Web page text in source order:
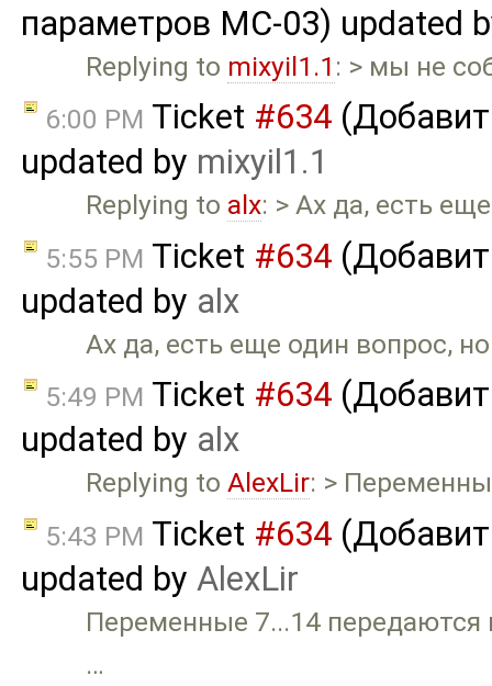
параметров MC-03) updated
Replying to mixyil1.1 : > мы не
6:00 PM Ticket #634
updated by mixyil1.1
Replying to alx: > Ах да, есть
5:55 PM Ticket #634
updated by alx
Ах да, есть еще один вопрос,
5:49 PM Ticket #634
updated by alx
Replying to AlexLir: >
5:43 PM Ticket #634
updated by AlexLir
Переменные 7...14
…